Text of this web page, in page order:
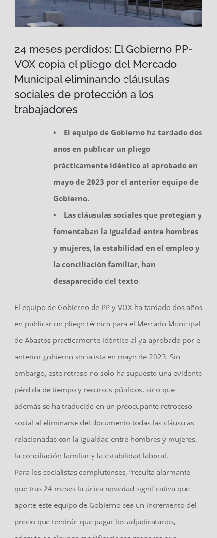
24 meses perdidos: El Gobierno PP-
VOX copia el pliego del Mercado
Municipal eliminando cláusulas
sociales de protección a los
trabajadores
• El equipo de Gobierno ha tardado dos
años en publicar un pliego
prácticamente idéntico al aprobado en
mayo de 2023 por el anterior equipo de
Gobierno.
• Las cláusulas sociales que protegían y
fomentaban la igualdad entre hombres
y mujeres, la estabilidad en el empleo y
la conciliación familiar, han
desaparecido del texto.
El equipo de Gobierno de PP y VOX ha tardado dos años
en publicar un pliego técnico para el Mercado Municipal
de Abastos prácticamente idéntico al ya aprobado por el
anterior gobierno socialista en mayo de 2023. Sin
embargo, este retraso no solo ha supuesto una evidente
pérdida de tiempo y recursos públicos, sino que
además se ha traducido en un preocupante retroceso
social al eliminarse del documento todas las cláusulas
relacionadas con la igualdad entre hombres y mujeres,
la conciliación familiar y la estabilidad laboral.
Para los socialistas complutenses, “resulta alarmante
que tras 24 meses la única novedad significativa que
aporte este equipo de Gobierno sea un incremento del
precio que tendrán que pagar los adjudicatarios,